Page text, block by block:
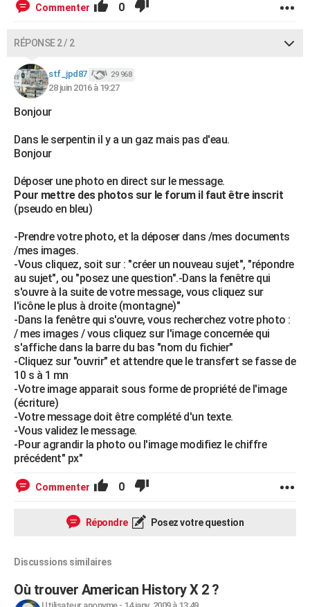
FORUM
Bricolage
Lifestyle
Culture
Sport
Auto
Television
Voyage
Cinema
Commenter 0
RÉPONSE 2 / 2
stf_jpd87 29 968
28 juin 2016 à 19:27
Bonjour
Dans le serpentin il y a un gaz mais pas d'eau.
Bonjour
Déposer une photo en direct sur le message.
Pour mettre des photos sur le forum il faut être inscrit
(pseudo en bleu)
-Prendre votre photo, et la déposer dans /mes documents
/mes images.
-Vous cliquez, soit sur : "créer un nouveau sujet", "répondre
au sujet", ou "posez une question".-Dans la fenêtre qui
s'ouvre à la suite de votre message, vous cliquez sur
l'icône le plus à droite (montagne)"
-Dans la fenêtre qui s'ouvre, vous recherchez votre photo :
/ mes images / vous cliquez sur l'image concernée qui
s'affiche dans la barre du bas "nom du fichier"
-Cliquez sur "ouvrir" et attendre que le transfert se fasse de
10 s à 1 mn
-Votre image apparait sous forme de propriété de l'image
(écriture)
-Votre message doit être complété d'un texte.
-Vous validez le message.
-Pour agrandir la photo ou l'image modifiez le chiffre
précédent" px"
Commenter 0
Répondre Posez votre question
Discussions similaires
Où trouver American History X 2 ?